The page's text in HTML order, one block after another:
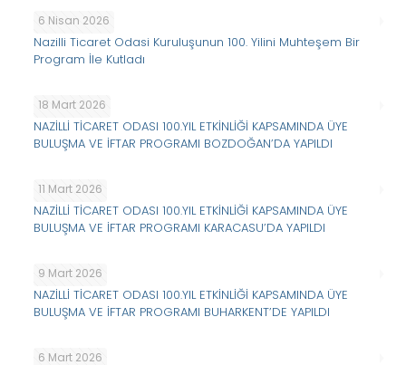
6 Nisan 2026
Nazilli Ticaret Odasi Kuruluşunun 100. Yilini Muhteşem Bir
Program İle Kutladı
18 Mart 2026
NAZİLLİ TİCARET ODASI 100.YIL ETKİNLİĞİ KAPSAMINDA ÜYE
BULUŞMA VE İFTAR PROGRAMI BOZDOĞAN’DA YAPILDI
11 Mart 2026
NAZİLLİ TİCARET ODASI 100.YIL ETKİNLİĞİ KAPSAMINDA ÜYE
BULUŞMA VE İFTAR PROGRAMI KARACASU’DA YAPILDI
9 Mart 2026
NAZİLLİ TİCARET ODASI 100.YIL ETKİNLİĞİ KAPSAMINDA ÜYE
BULUŞMA VE İFTAR PROGRAMI BUHARKENT’DE YAPILDI
6 Mart 2026